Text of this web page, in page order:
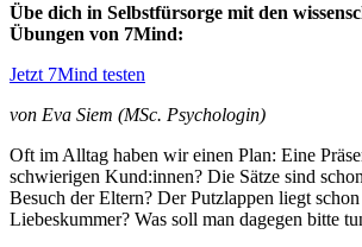
Übe dich in Selbstfürsorge mit den
Übungen von 7Mind:
Jetzt 7Mind testen
von Eva Siem (MSc. Psychologin)
Oft im Alltag haben wir einen Plan: Eine
schwierigen Kund:innen? Die Sätze sind
Besuch der Eltern? Der Putzlappen liegt
Liebeskummer? Was soll man dagegen bitte